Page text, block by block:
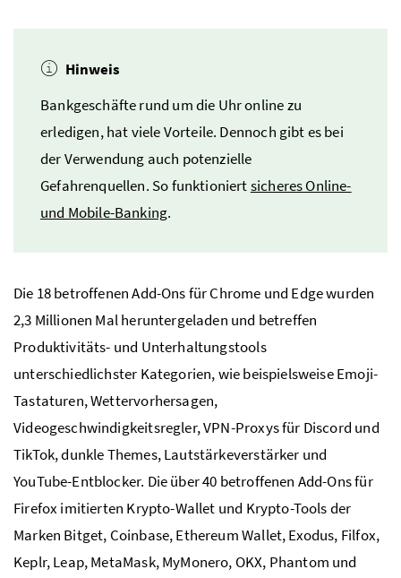
Hinweis
Bankgeschäfte rund um die Uhr online zu
erledigen, hat viele Vorteile. Dennoch gibt es bei
der Verwendung auch potenzielle
Gefahrenquellen. So funktioniertsicheres Online-
und Mobile-Banking.
Die 18 betroffenen Add-Ons für Chrome und Edge wurden
2,3 Millionen Mal heruntergeladen und betreffen
Produktivitäts- und Unterhaltungstools
unterschiedlichster Kategorien, wie beispielsweise Emoji-
Tastaturen, Wettervorhersagen,
Videogeschwindigkeitsregler, VPN-Proxys für Discord und
TikTok, dunkle Themes, Lautstärkeverstärker und
YouTube-Entblocker. Die über 40 betroffenen Add-Ons für
Firefox imitierten Krypto-Wallet und Krypto-Tools der
Marken Bitget, Coinbase, Ethereum Wallet, Exodus, Filfox,
Keplr, Leap, MetaMask, MyMonero, OKX, Phantom und